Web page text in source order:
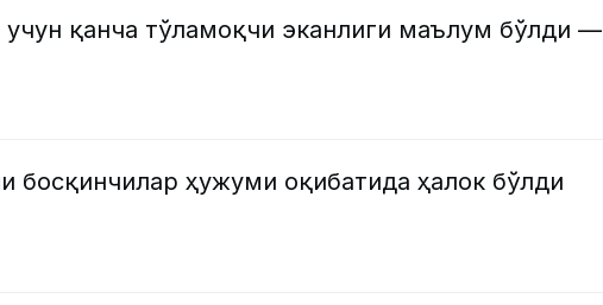
учун қанча тўламоқчи эканлиги маълум бўлди —
босқинчилар ҳужуми оқибатида ҳалок бўлди